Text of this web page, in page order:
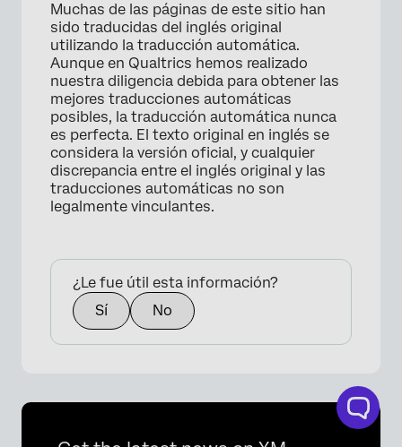
Muchas de las páginas de este sitio han
sido traducidas del inglés original
utilizando la traducción automática.
Aunque en Qualtrics hemos realizado
nuestra diligencia debida para obtener las
mejores traducciones automáticas
posibles, la traducción automática nunca
es perfecta. El texto original en inglés se
considera la versión oficial, y cualquier
discrepancia entre el inglés original y las
traducciones automáticas no son
legalmente vinculantes.
¿Le fue útil esta información?
Sí
No